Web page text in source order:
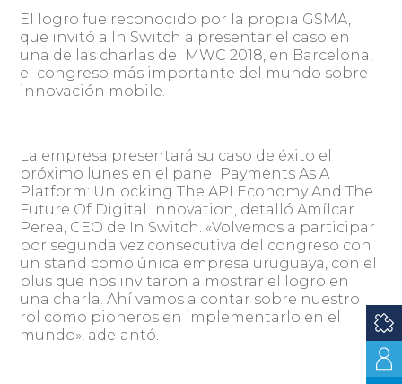
El logro fue reconocido por la propia GSMA,
que invitó a In Switch a presentar el caso en
una de las charlas del MWC 2018, en Barcelona,
el congreso más importante del mundo sobre
innovación mobile.
La empresa presentará su caso de éxito el
próximo lunes en el panel Payments As A
Platform: Unlocking The API Economy And The
Future Of Digital Innovation, detalló Amílcar
Perea, CEO de In Switch. «Volvemos a participar
por segunda vez consecutiva del congreso con
un stand como única empresa uruguaya, con el
plus que nos invitaron a mostrar el logro en
una charla. Ahí vamos a contar sobre nuestro
rol como pioneros en implementarlo en el
mundo», adelantó.